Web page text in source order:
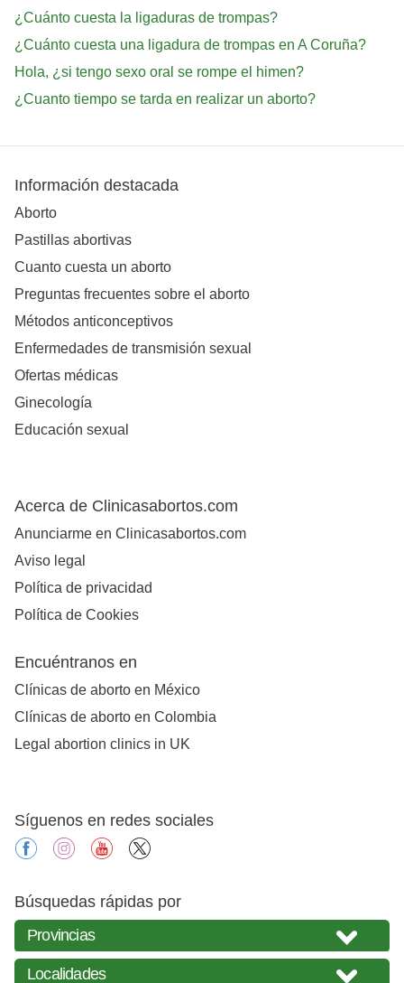
¿Cuánto cuesta la ligaduras de trompas?
¿Cuánto cuesta una ligadura de trompas en A Coruña?
Hola, ¿si tengo sexo oral se rompe el himen?
¿Cuanto tiempo se tarda en realizar un aborto?
Información destacada
Aborto
Pastillas abortivas
Cuanto cuesta un aborto
Preguntas frecuentes sobre el aborto
Métodos anticonceptivos
Enfermedades de transmisión sexual
Ofertas médicas
Ginecología
Educación sexual
Acerca de Clinicasabortos.com
Anunciarme en Clinicasabortos.com
Aviso legal
Política de privacidad
Política de Cookies
Encuéntranos en
Clínicas de aborto en México
Clínicas de aborto en Colombia
Legal abortion clinics in UK
Síguenos en redes sociales
facebookinstagramyoutube
Búsquedas rápidas por